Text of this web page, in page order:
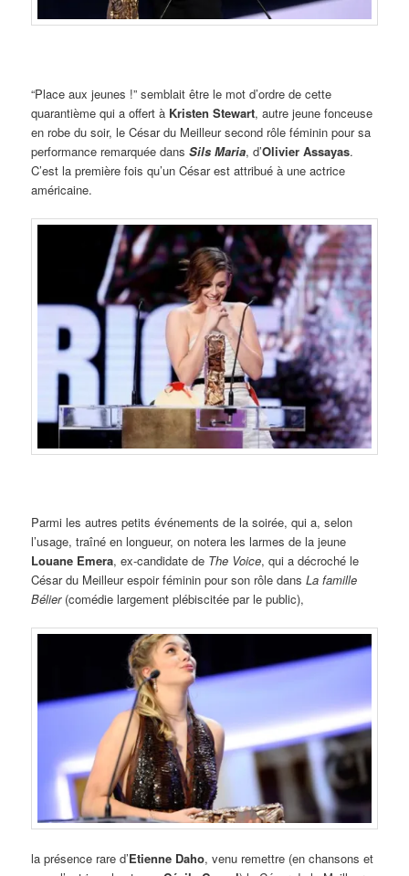
“Place aux jeunes !” semblait être le mot d’ordre de cette
quarantième qui a offert à Kristen Stewart, autre jeune fonceuse
en robe du soir, le César du Meilleur second rôle féminin pour sa
performance remarquée dansSils Maria, d’Olivier Assayas.
C’est la première fois qu’un César est attribué à une actrice
américaine.
Parmi les autres petits événements de la soirée, qui a, selon
l’usage, traîné en longueur, on notera les larmes de la jeune
Louane Emera, ex-candidate de The Voice, qui a décroché le
César du Meilleur espoir féminin pour son rôle dansLa famille
Bélier(comédie largement plébiscitée par le public),
la présence rare d’Etienne Daho, venu remettre (en chansons et